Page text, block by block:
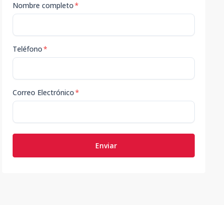
Nombre completo*
Teléfono*
Correo Electrónico*
Enviar